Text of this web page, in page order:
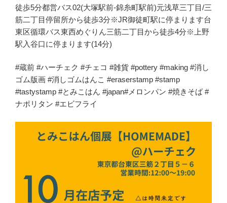
徒歩5分都営バス02(大塚駅前-錦糸町駅前)元浅草三丁目/三
筋二丁目停留所から徒歩3分※JR御徒町駅に停まります台
東区循環バス東西めぐりん三筋二丁目から徒歩4分※上野
駅入谷口に停まります(14分)
#蔵前 #ハーチェク #チェコ #雑貨 #pottery #making #消し
ゴム版画 #消しゴムはんこ #eraserstamp #stamp
#tastystamp #とみこはん #japan#メロンパン #焼きそば #
ナポリタン #エビフライ